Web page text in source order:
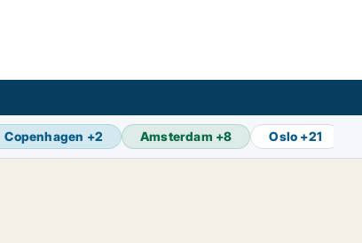
Copenhagen +2 Amsterdam +8 Oslo +21